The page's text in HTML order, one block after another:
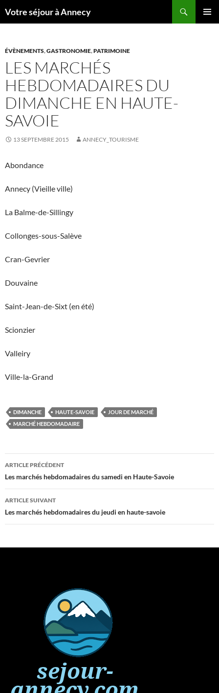
Votre séjour à Annecy
ÉVÈNEMENTS,GASTRONOMIE,PATRIMOINE
LES MARCHÉS
HEBDOMADAIRES DU
DIMANCHE EN HAUTE-
SAVOIE
13 SEPTEMBRE 2015 ANNECY_TOURISME
Abondance
Annecy (Vieille ville)
La Balme-de-Sillingy
Collonges-sous-Salève
Cran-Gevrier
Douvaine
Saint-Jean-de-Sixt (en été)
Scionzier
Valleiry
Ville-la-Grand
DIMANCHE HAUTE-SAVOIE
JOUR DE MARCHÉ
MARCHÉ HEBDOMADAIRE
Navigation
des
articles
ARTICLE PRÉCÉDENT
Les marchés hebdomadaires du samedi en Haute-Savoie
ARTICLE SUIVANT
Les marchés hebdomadaires du jeudi en haute-savoie